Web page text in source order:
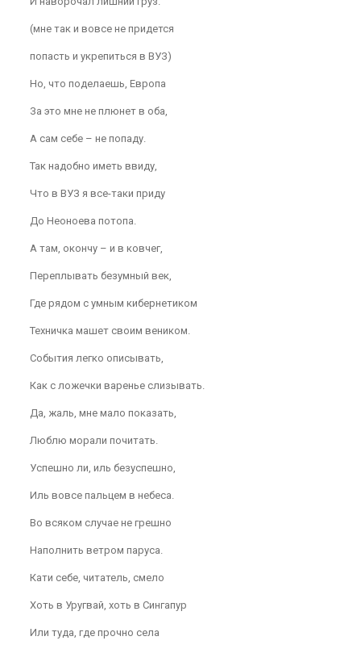
(мне так и вовсе не придется
попасть и укрепиться в ВУЗ)
Но, что поделаешь, Европа
За это мне не плюнет в оба,
А сам себе – не попаду.
Так надобно иметь ввиду,
Что в ВУЗ я все-таки приду
До Неоноева потопа.
А там, окончу – и в ковчег,
Переплывать безумный век,
Где рядом с умным кибернетиком
Техничка машет своим веником.
События легко описывать,
Как с ложечки варенье слизывать.
Да, жаль, мне мало показать,
Люблю морали почитать.
Успешно ли, иль безуспешно,
Иль вовсе пальцем в небеса.
Во всяком случае не грешно
Наполнить ветром паруса.
Кати себе, читатель, смело
Хоть в Уругвай, хоть в Сингапур
Или туда, где прочно села